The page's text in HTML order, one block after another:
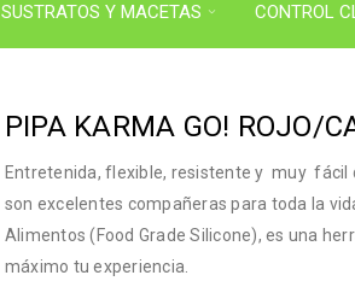
SUSTRATOS Y MACETAS CONTROL
PIPA KARMA GO! ROJO/
Entretenida, flexible, resistente y muy fácil
son excelentes compañeras para toda la
Alimentos (Food Grade Silicone), es una
máximo tu experiencia.